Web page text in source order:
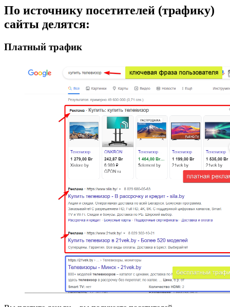
По источнику посетителей (трафику)
сайты делятся:
Платный трафик